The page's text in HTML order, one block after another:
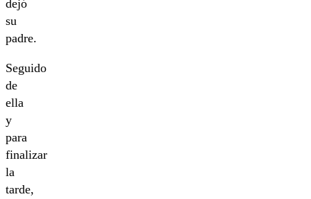
dejó
su
padre.
Seguido
de
ella
y
para
finalizar
la
tarde,